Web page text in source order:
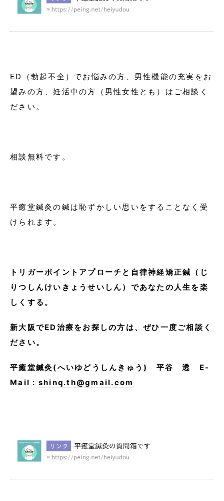
ED（勃起不全）でお悩みの方、男性機能の充実をお
望みの方、妊活中の方（男性女性とも）はご相談く
ださい。
相談無料です。
平癒堂鍼灸の鍼は恥ずかしい思いをすることなく受
けられます。
トリガーポイントアプローチと自律神経矯正鍼（じ
りつしんけいきょうせいしん）であなたの人生を楽
しくする。
新大阪でED治療をお探しの方は、ぜひ一度ご相談く
ださい。
平癒堂鍼灸(へいゆどうしんきゅう) 平谷 透 E-
Mail : shinq.th@gmail.com